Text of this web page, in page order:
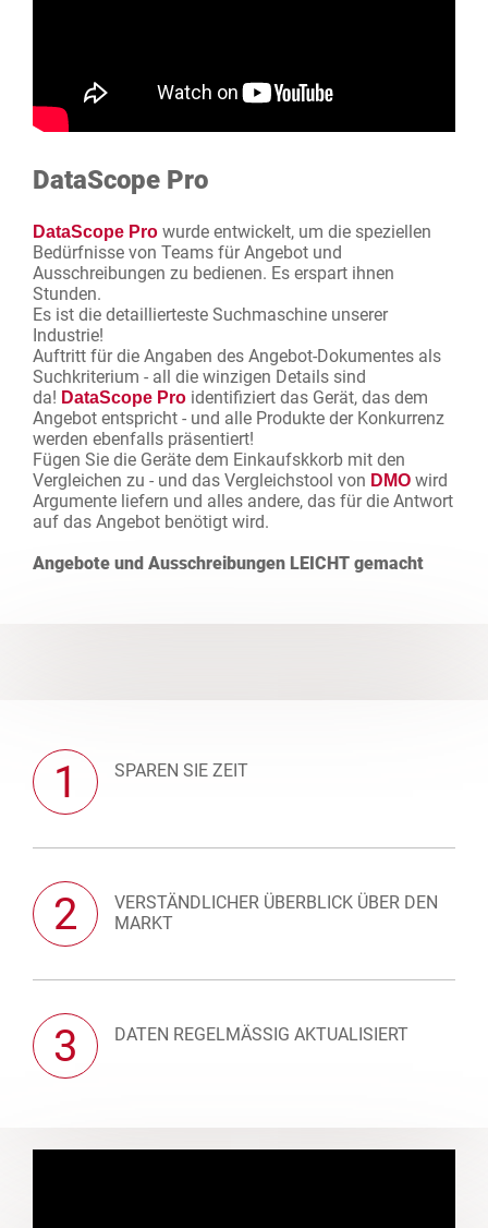
DataScope Pro
DataScope Pro wurde entwickelt, um die speziellen
Bedürfnisse von Teams für Angebot und
Ausschreibungen zu bedienen. Es erspart ihnen
Stunden.
Es ist die detaillierteste Suchmaschine unserer
Industrie!
Auftritt für die Angaben des Angebot-Dokumentes als
Suchkriterium - all die winzigen Details sind
da! DataScope Pro identifiziert das Gerät, das dem
Angebot entspricht - und alle Produkte der Konkurrenz
werden ebenfalls präsentiert!
Fügen Sie die Geräte dem Einkaufskkorb mit den
Vergleichen zu - und das Vergleichstool von DMO wird
Argumente liefern und alles andere, das für die Antwort
auf das Angebot benötigt wird.
Angebote und Ausschreibungen LEICHT gemacht
1 SPAREN SIE ZEIT
2
VERSTÄNDLICHER ÜBERBLICK ÜBER DEN
MARKT
3 DATEN REGELMÄSSIG AKTUALISIERT